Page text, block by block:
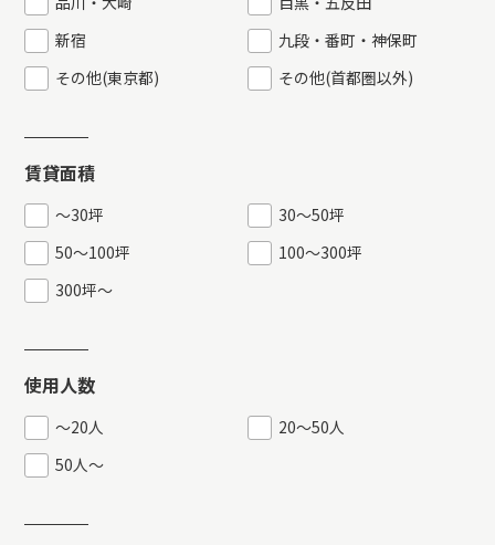
新宿
九段・番町・神保町
その他(東京都)
その他(首都圏以外)
賃貸面積
〜30坪
30〜50坪
50〜100坪
100〜300坪
300坪〜
使用人数
〜20人
20〜50人
50人〜